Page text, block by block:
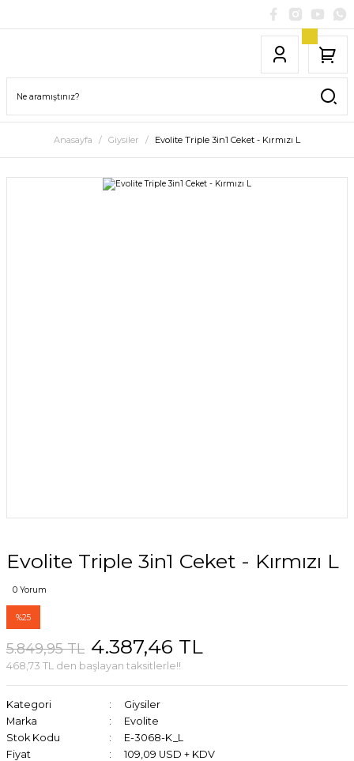
Anasayfa Giysiler Evolite Triple 3in1 Ceket - Kırmızı L
Evolite Triple 3in1 Ceket - Kırmızı L
0 Yorum
%25
5.849,95 TL 4.387,46 TL
468,73 TL den başlayan taksitlerle!!
Kategori
Giysiler
Marka
Evolite
Stok Kodu
E-3068-K_L
Fiyat
109,09 USD + KDV